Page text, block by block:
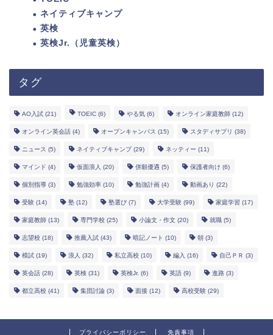
ネイティブキャンプ
英検
英検Jr.（児童英検）
タグ
AO入試 (21) TOEIC (6) やる気 (6) オンライン家庭教師 (12)
オンライン英会話 (4) オープンキャンパス (15) スタディサプリ (38)
ニュース (5) ネイティブキャンプ(29) ネッティー (11)
マインド (4) 仮面浪人 (20) 併願優遇 (5) 保護者向け (6)
個別指導 (3) 勉強効率 (10) 勉強計画 (4) 動画あり (22)
受験 (14) 塾 (12) 塾選び (7) 大学受験 (99) 家庭学習 (17)
家庭教師 (13) 専門学校 (25) 小論文・作文 (20) 就職 (5)
志望校 (18) 推薦入試 (43) 暗記ノート (10) 朝 (3)
模試 (19) 浪人 (32) 私立高校 (10) 編入 (16) 自己ＰＲ (3)
英会話 (28) 英検 (31) 英検Jr. (6) 英語 (9) 進路 (3)
都立高校 (41) 集団討論 (3) 面接 (12) 高校受験 (29)
プライバシーポリシー 免責事項